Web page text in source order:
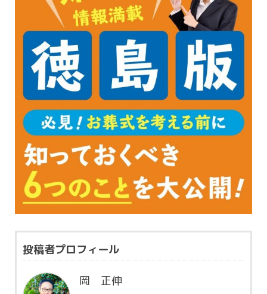
投稿者プロフィール
岡 正伸